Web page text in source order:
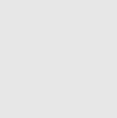
da 2ª